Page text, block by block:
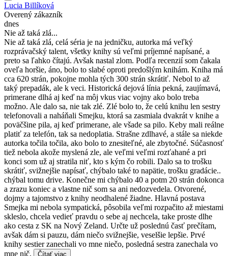
Lucia Billíková
Overený zákazník
dnes
Nie až taká zlá...
Nie až taká zlá, celá séria je na jedničku, autorka má veľký
rozprávačský talent, všetky knihy sú veľmi príjemné napísané, a
preto sa ľahko čítajú. Avšak nastal zlom. Podľa recenzií som čakala
oveľa horšie, áno, bolo to slabé oproti predošlým knihám. Kniha má
cca 620 strán, pokojne mohla tých 300 strán skrátiť. Nebol to až
taký prepadák, ale k veci. Historická dejová línia pekná, zaujímavá,
primerane dlhá aj keď na môj vkus viac vojny ako bolo treba
možno. Ale dalo sa, nie tak zlé. Zlé bolo to, že celú knihu len sestry
telefonovali a naháňali Smejku, ktorá sa zasmiala dvakrát v knihe a
poväčšine pila, aj keď primerane, ale všade sa pilo. Keby mali reálne
platiť za telefón, tak sa nedoplatia. Strašne zdlhavé, a stále sa niekde
autorka točila točila, ako bolo to znesiteľné, ale zbytočné. Súčasnosť
tiež nebola akože myslená zle, ale veľmi veľmi rozťahané a pri
konci som už aj stratila niť, kto s kým čo robili. Dalo sa to trošku
skrátiť, svižnejšie napísať, chýbalo také to napätie, trošku gradácie..
chýbal tomu drive. Konečne mi chýbalo 40 a potm 20 strán dokonca
a zrazu koniec a vlastne nič som sa ani nedozvedela. Otvorené,
dojmy a tajomstvo z knihy neodhalené žiadne. Hlavná postava
Smejka mi nebola sympatická, pôsobila veľmi rozpačito až miestami
skleslo, chcela vedieť pravdu o sebe aj nechcela, take proste dlhe
ako cesta z SK na Nový Zeland. Určte už poslednú časť prečítam,
avšak dám si pauzu, dám niečo svižnejšie, veselšie lepšie. Prvé
knihy sestier zanechali vo mne niečo, posledná sestra zanechala vo
mne nič.
Čítať viac